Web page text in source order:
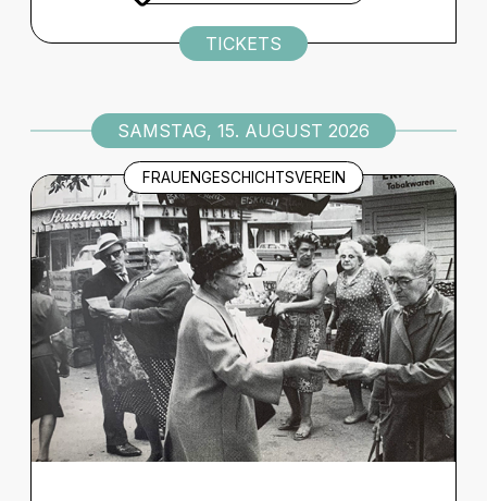
TICKETS
SAMSTAG, 15. AUGUST 2026
FRAUENGESCHICHTSVEREIN